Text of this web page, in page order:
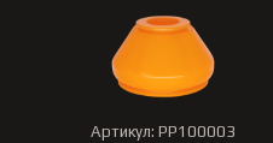
Артикул: PP100003